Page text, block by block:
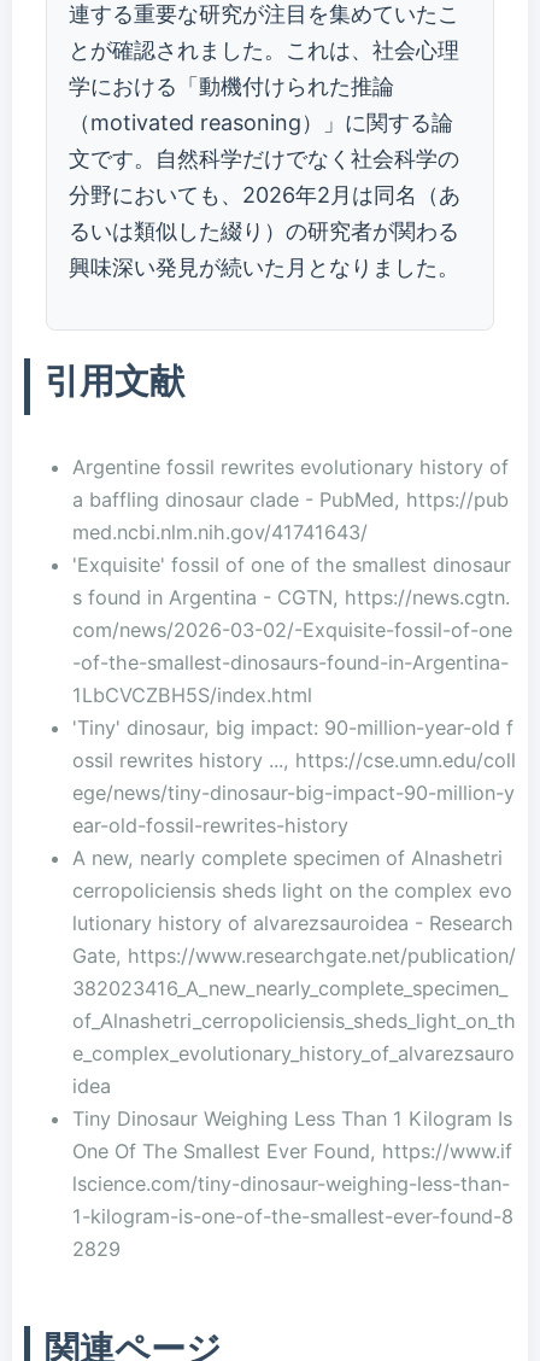
連する重要な研究が注目を集めていたこ
とが確認されました。これは、社会心理
学における「動機付けられた推論
（motivated reasoning）」に関する論
文です。自然科学だけでなく社会科学の
分野においても、2026年2月は同名（あ
るいは類似した綴り）の研究者が関わる
興味深い発見が続いた月となりました。
引用文献
Argentine fossil rewrites evolutionary history of
a baffling dinosaur clade - PubMed, https://pub
med.ncbi.nlm.nih.gov/41741643/
'Exquisite' fossil of one of the smallest dinosaur
s found in Argentina - CGTN, https://news.cgtn.
com/news/2026-03-02/-Exquisite-fossil-of-one
-of-the-smallest-dinosaurs-found-in-Argentina-
1LbCVCZBH5S/index.html
'Tiny' dinosaur, big impact: 90-million-year-old f
ossil rewrites history ..., https://cse.umn.edu/coll
ege/news/tiny-dinosaur-big-impact-90-million-y
ear-old-fossil-rewrites-history
A new, nearly complete specimen of Alnashetri
cerropoliciensis sheds light on the complex evo
lutionary history of alvarezsauroidea - Research
Gate, https://www.researchgate.net/publication/
382023416_A_new_nearly_complete_specimen_
of_Alnashetri_cerropoliciensis_sheds_light_on_th
e_complex_evolutionary_history_of_alvarezsauro
idea
Tiny Dinosaur Weighing Less Than 1 Kilogram Is
One Of The Smallest Ever Found, https://www.if
lscience.com/tiny-dinosaur-weighing-less-than-
1-kilogram-is-one-of-the-smallest-ever-found-8
2829
関連ページ